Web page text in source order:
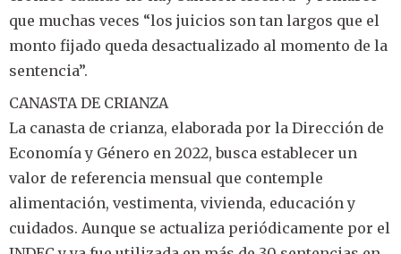
que muchas veces “los juicios son tan largos que el
monto fijado queda desactualizado al momento de la
sentencia”.
CANASTA DE CRIANZA
La canasta de crianza, elaborada por la Dirección de
Economía y Género en 2022, busca establecer un
valor de referencia mensual que contemple
alimentación, vestimenta, vivienda, educación y
cuidados. Aunque se actualiza periódicamente por el